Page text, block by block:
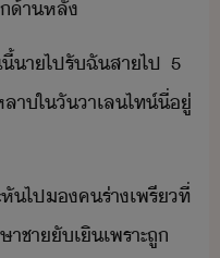
าหลั
​า​ไปรั​ฉั​สา​ไป​ ​5​
​ใ​ั​าเลไท์​ี่​ู่​
ไป​​ค​ร่า​เพรี​ที่​
า​ชา​ัเิ​เพราะ​ถู​